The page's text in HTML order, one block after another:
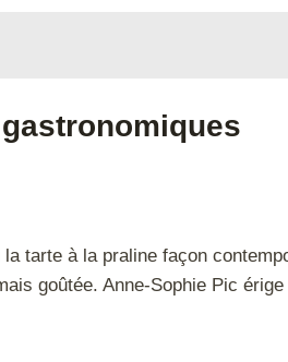
tarte à la praline façon
goûtée. Anne-Sophie Pic